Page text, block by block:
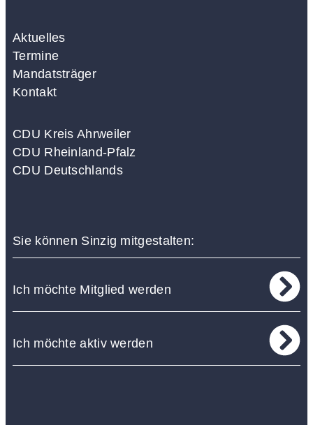
Aktuelles
Termine
Mandatsträger
Kontakt
CDU Kreis Ahrweiler
CDU Rheinland-Pfalz
CDU Deutschlands
Sie können Sinzig mitgestalten:
Ich möchte Mitglied werden
Ich möchte aktiv werden